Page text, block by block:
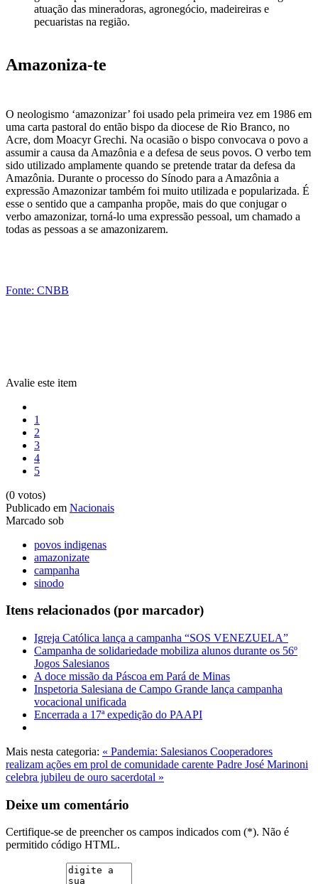
atuação das mineradoras, agronegócio, madeireiras e
pecuaristas na região.
Amazoniza-te
O neologismo ‘amazonizar’ foi usado pela primeira vez em 1986 em
uma carta pastoral do então bispo da diocese de Rio Branco, no
Acre, dom Moacyr Grechi. Na ocasião o bispo convocava o povo a
assumir a causa da Amazônia e a defesa de seus povos. O verbo tem
sido utilizado amplamente quando se pretende tratar da defesa da
Amazônia. Durante o processo do Sínodo para a Amazônia a
expressão Amazonizar também foi muito utilizada e popularizada. É
esse o sentido que a campanha propõe, mais do que conjugar o
verbo amazonizar, torná-lo uma expressão pessoal, um chamado a
todas as pessoas a se amazonizarem.
Fonte: CNBB
Avalie este item
1
2
3
4
5
(0 votos)
Publicado em Nacionais
Marcado sob
povos indigenas
amazonizate
campanha
sinodo
Itens relacionados (por marcador)
Igreja Católica lança a campanha “SOS VENEZUELA”
Campanha de solidariedade mobiliza alunos durante os 56º
Jogos Salesianos
A doce missão da Páscoa em Pará de Minas
Inspetoria Salesiana de Campo Grande lança campanha
vocacional unificada
Encerrada a 17ª expedição do PAAPI
Mais nesta categoria: « Pandemia: Salesianos Cooperadores
realizam ações em prol de comunidade carente Padre José Marinoni
celebra jubileu de ouro sacerdotal »
Deixe um comentário
Certifique-se de preencher os campos indicados com (*). Não é
permitido código HTML.